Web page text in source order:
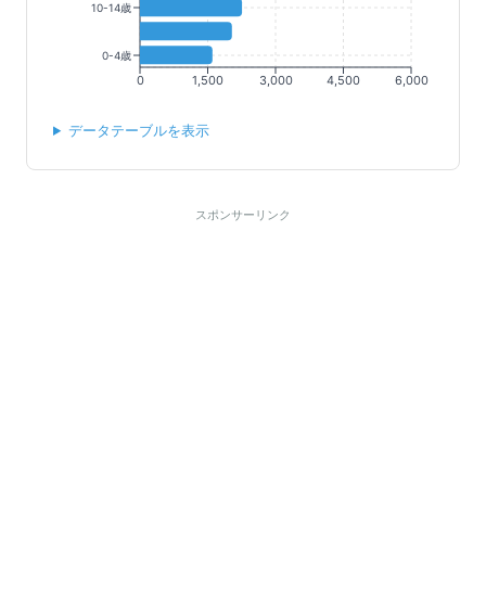
0 1,500 3,000 4,500 6,000
10-14歳
0-4歳
データテーブルを表示
スポンサーリンク